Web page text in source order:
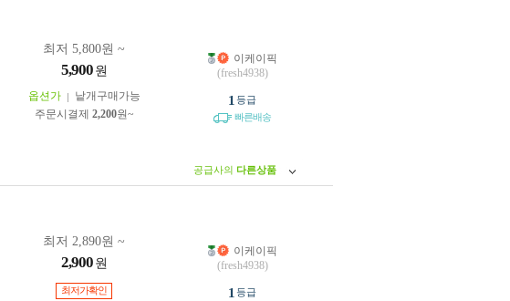
최저 5,800원 ~
5,900 원
옵션가
낱개구매가능
주문시결제 2,200원~
이케이픽
(fresh4938)
1 등급
빠른배송
공급사의 다른상품
최저 2,890원 ~
2,900 원
최저가확인
이케이픽
(fresh4938)
1 등급